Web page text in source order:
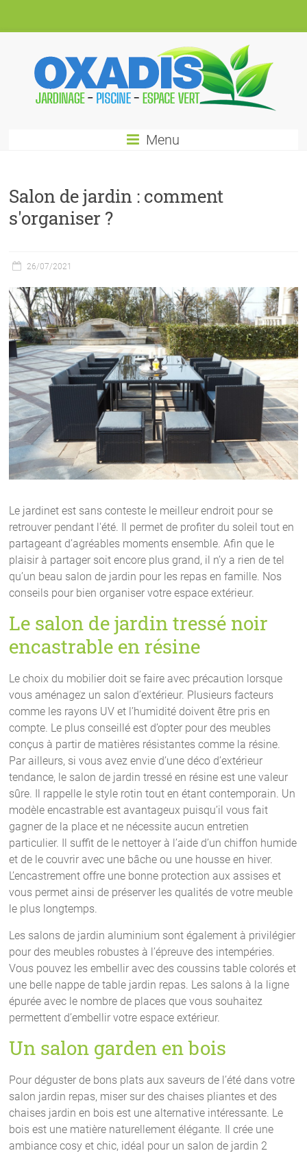
Menu
Salon de jardin : comment
s'organiser ?
26/07/2021
Le jardinet est sans conteste le meilleur endroit pour se
retrouver pendant l'été. Il permet de profiter du soleil tout en
partageant d’agréables moments ensemble. Afin que le
plaisir à partager soit encore plus grand, il n’y a rien de tel
qu’un beau salon de jardin pour les repas en famille. Nos
conseils pour bien organiser votre espace extérieur.
Le salon de jardin tressé noir
encastrable en résine
Le choix du mobilier doit se faire avec précaution lorsque
vous aménagez un salon d’extérieur. Plusieurs facteurs
comme les rayons UV et l’humidité doivent être pris en
compte. Le plus conseillé est d’opter pour des meubles
conçus à partir de matières résistantes comme la résine.
Par ailleurs, si vous avez envie d’une déco d’extérieur
tendance, le salon de jardin tressé en résine est une valeur
sûre. Il rappelle le style rotin tout en étant contemporain. Un
modèle encastrable est avantageux puisqu’il vous fait
gagner de la place et ne nécessite aucun entretien
particulier. Il suffit de le nettoyer à l’aide d’un chiffon humide
et de le couvrir avec une bâche ou une housse en hiver.
L’encastrement offre une bonne protection aux assises et
vous permet ainsi de préserver les qualités de votre meuble
le plus longtemps.
Les salons de jardin aluminium sont également à privilégier
pour des meubles robustes à l’épreuve des intempéries.
Vous pouvez les embellir avec des coussins table colorés et
une belle nappe de table jardin repas. Les salons à la ligne
épurée avec le nombre de places que vous souhaitez
permettent d’embellir votre espace extérieur.
Un salon garden en bois
Pour déguster de bons plats aux saveurs de l’été dans votre
salon jardin repas, miser sur des chaises pliantes et des
chaises jardin en bois est une alternative intéressante. Le
bois est une matière naturellement élégante. Il crée une
ambiance cosy et chic, idéal pour un salon de jardin 2